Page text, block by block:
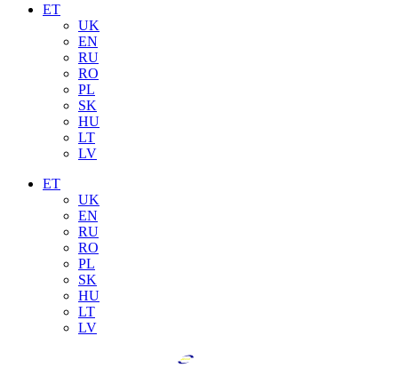
ET
UK
EN
RU
RO
PL
SK
HU
LT
LV
ET
UK
EN
RU
RO
PL
SK
HU
LT
LV